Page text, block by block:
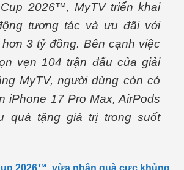
2026™, MyTV triển khai
tương tác và ưu đãi với
3 tỷ đồng. Bên cạnh việc
vẹn 104 trận đấu của giải
MyTV, người dùng còn có
iPhone 17 Pro Max, AirPods
quà tặng giá trị trong suốt
2026™, vừa nhận quà cực khủng